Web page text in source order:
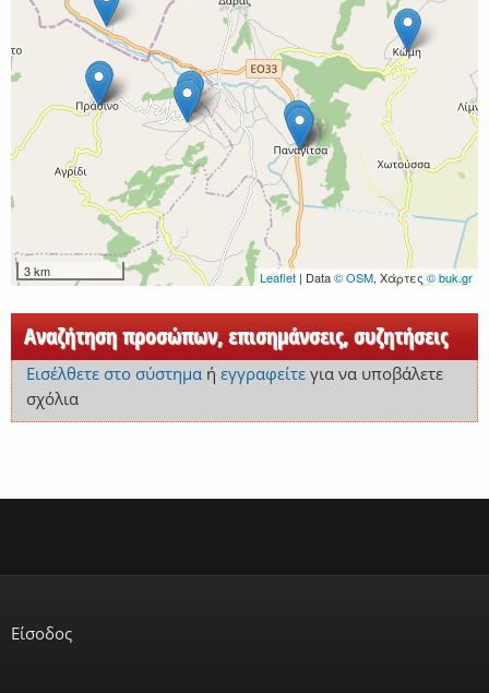
3 km Leaflet | Data© OSM, Χάρτες © buk.gr
Αναζήτηση προσώπων, επισημάνσεις, συζητήσεις
Εισέλθετε στο σύστημαή εγγραφείτεγια να υποβάλετε
σχόλια
Είσοδος